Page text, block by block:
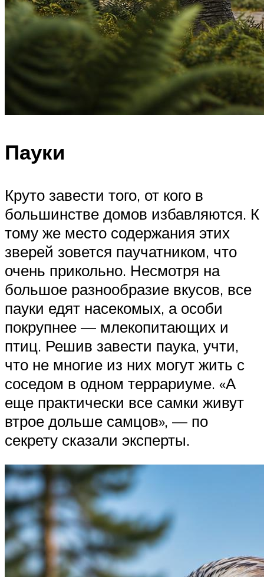
Пауки
Круто завести того, от кого в
большинстве домов избавляются. К
тому же место содержания этих
зверей зовется паучатником, что
очень прикольно. Несмотря на
большое разнообразие вкусов, все
пауки едят насекомых, а особи
покрупнее — млекопитающих и
птиц. Решив завести паука, учти,
что не многие из них могут жить с
соседом в одном террариуме. «А
еще практически все самки живут
втрое дольше самцов», — по
секрету сказали эксперты.